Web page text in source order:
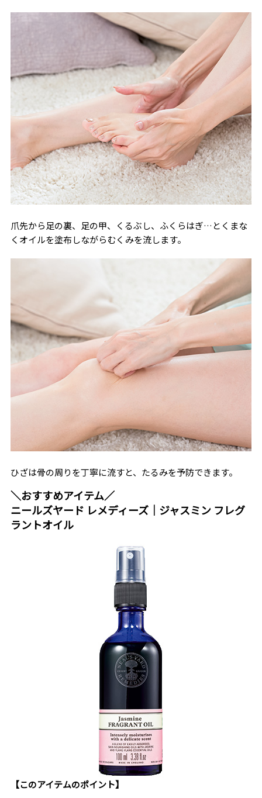
爪先から足の裏、足の甲、くるぶし、ふくらはぎ…とくまな
くオイルを塗布しながらむくみを流します。
ひざは骨の周りを丁寧に流すと、たるみを予防できます。
＼おすすめアイテム／
ニールズヤード レメディーズ｜ジャスミン フレグ
ラントオイル
【このアイテムのポイント】